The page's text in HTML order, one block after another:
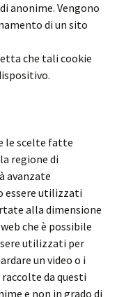
anonime. Vengono
di un sito
che tali cookie
le scelte fatte
regione di
avanzate
essere utilizzati
alla dimensione
che è possibile
utilizzati per
un video o i
da questi
e non in grado di